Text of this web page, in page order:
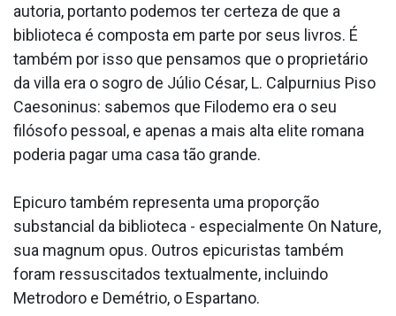
autoria, portanto podemos ter certeza de que a
biblioteca é composta em parte por seus livros. É
também por isso que pensamos que o proprietário
da villa era o sogro de Júlio César, L. Calpurnius Piso
Caesoninus: sabemos que Filodemo era o seu
filósofo pessoal, e apenas a mais alta elite romana
poderia pagar uma casa tão grande.
Epicuro também representa uma proporção
substancial da biblioteca - especialmente On Nature,
sua magnum opus. Outros epicuristas também
foram ressuscitados textualmente, incluindo
Metrodoro e Demétrio, o Espartano.